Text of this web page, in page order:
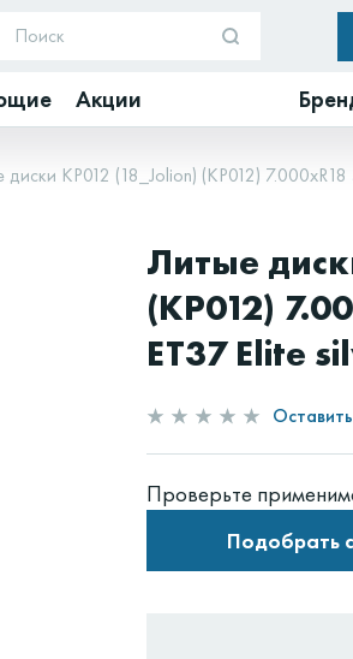
Акции
диски КР012 (18_Jolion) (КР012)
Литые
(КР012)
ET37 Elite
Проверьте
Подобрать